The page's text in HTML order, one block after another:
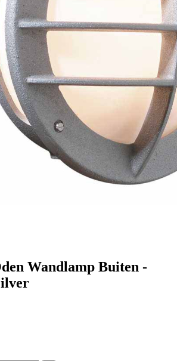
Wandlamp Buiten -